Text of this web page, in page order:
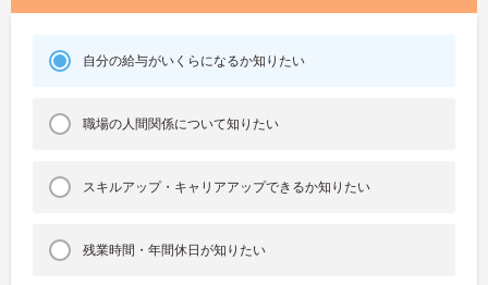
自分の給与がいくらになるか知りたい
職場の人間関係について知りたい
スキルアップ・キャリアアップできるか知りたい
残業時間・年間休日が知りたい